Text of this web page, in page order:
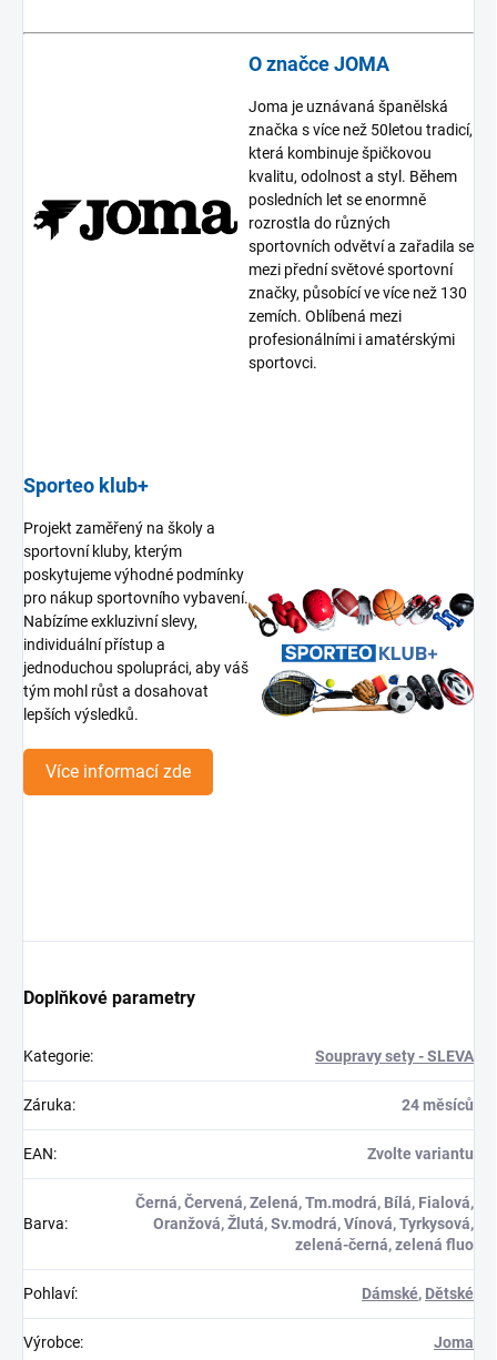
O značce JOMA
Joma je uznávaná španělská
značka s více než 50letou tradicí,
která kombinuje špičkovou
kvalitu, odolnost a styl. Během
posledních let se enormně
rozrostla do různých
sportovních odvětví a zařadila se
mezi přední světové sportovní
značky, působící ve více než 130
zemích. Oblíbená mezi
profesionálními i amatérskými
sportovci.
Sporteo klub+
Projekt zaměřený na školy a
sportovní kluby, kterým
poskytujeme výhodné podmínky
pro nákup sportovního vybavení.
Nabízíme exkluzivní slevy,
individuální přístup a
jednoduchou spolupráci, aby váš
tým mohl růst a dosahovat
lepších výsledků.
Více informací zde
Doplňkové parametry
Kategorie: Soupravy sety - SLEVA
Záruka: 24 měsíců
EAN: Zvolte variantu
Barva:
Černá, Červená, Zelená, Tm.modrá, Bílá, Fialová,
Oranžová, Žlutá, Sv.modrá, Vínová, Tyrkysová,
zelená-černá, zelená fluo
Pohlaví: Dámské, Dětské
Výrobce: Joma